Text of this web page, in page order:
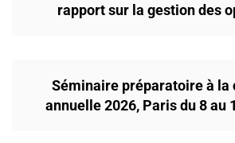
rapport sur la gestion des
Séminaire préparatoire à la
annuelle 2026, Paris du 8 au